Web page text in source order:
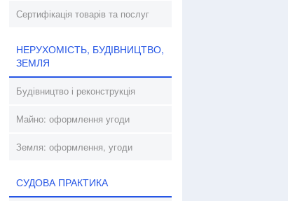
Сертифікація товарів та послуг
НЕРУХОМІСТЬ, БУДІВНИЦТВО,
ЗЕМЛЯ
Будівництво і реконструкція
Майно: оформлення угоди
Земля: оформлення, угоди
СУДОВА ПРАКТИКА